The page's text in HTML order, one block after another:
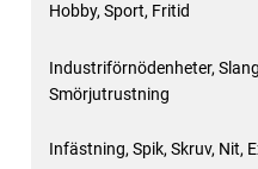
Hobby, Sport, Fritid
Industriförnödenheter,
Smörjutrustning
Infästning, Spik, Skruv, Nit,